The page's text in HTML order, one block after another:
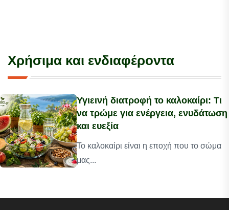
Χρήσιμα και ενδιαφέροντα
Υγιεινή διατροφή το καλοκαίρι: Τι
να τρώμε για ενέργεια, ενυδάτωση
και ευεξία
Το καλοκαίρι είναι η εποχή που το σώμα
μας...